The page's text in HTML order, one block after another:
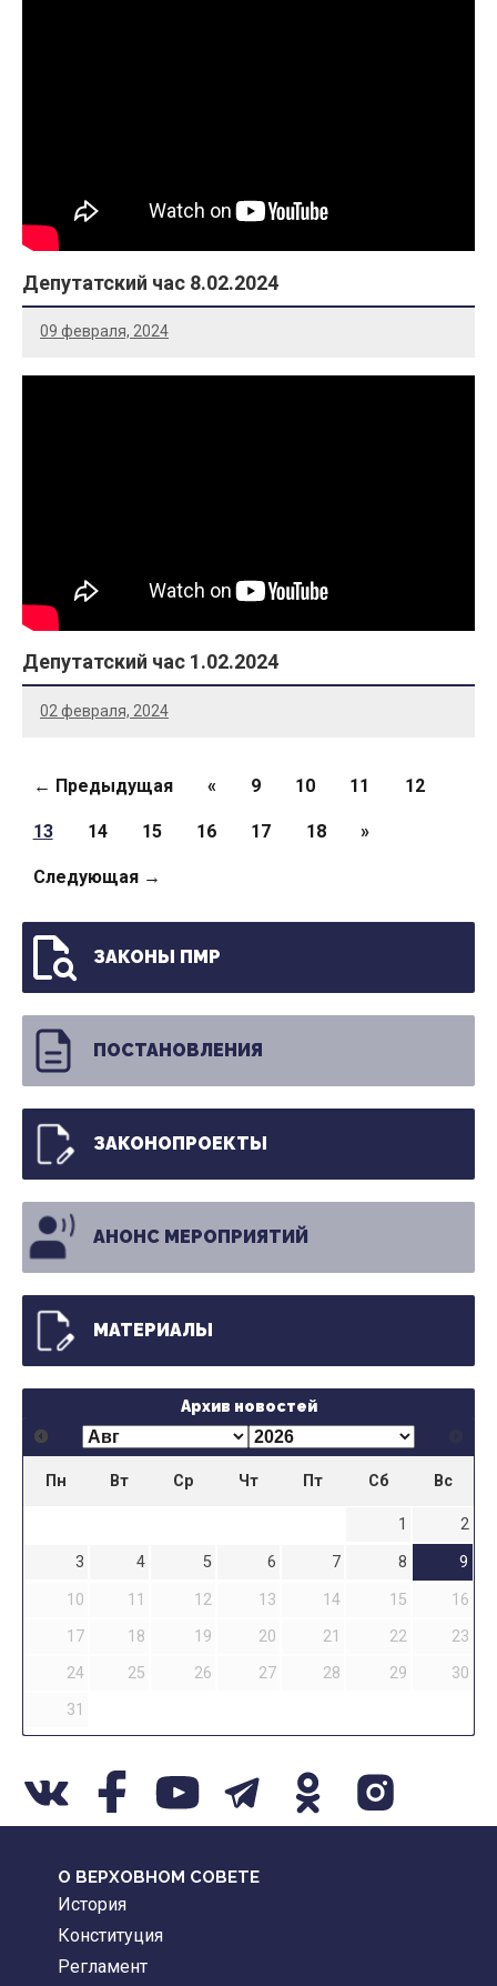
Депутатский час 8.02.2024
09 февраля, 2024
Депутатский час 1.02.2024
02 февраля, 2024
Страницы
← Предыдущая « 9 10 11 12
13 14 15 16 17 18 »
Следующая →
ЗАКОНЫ ПМР
ПОСТАНОВЛЕНИЯ
ЗАКОНОПРОЕКТЫ
АНОНС МЕРОПРИЯТИЙ
МАТЕРИАЛЫ
Архив новостей
Пн Вт Ср Чт Пт Сб Вс
1
2
3
4 5 6 7 8
9
10
11 12 13 14 15
16
17
18 19 20 21 22
23
24
25 26 27 28 29
30
31
О ВЕРХОВНОМ СОВЕТЕ
История
Конституция
Регламент